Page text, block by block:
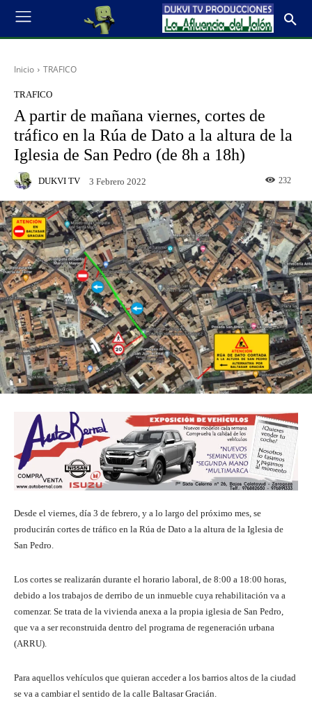
Inicio TRAFICO
TRAFICO
A partir de mañana viernes, cortes de
tráfico en la Rúa de Dato a la altura de la
Iglesia de San Pedro (de 8h a 18h)
DUKVI TV 3 Febrero 2022 232
Desde el viernes, día 3 de febrero, y a lo largo del próximo mes, se
producirán cortes de tráfico en la Rúa de Dato a la altura de la Iglesia de
San Pedro.
Los cortes se realizarán durante el horario laboral, de 8:00 a 18:00 horas,
debido a los trabajos de derribo de un inmueble cuya rehabilitación va a
comenzar. Se trata de la vivienda anexa a la propia iglesia de San Pedro,
que va a ser reconstruida dentro del programa de regeneración urbana
(ARRU).
Para aquellos vehículos que quieran acceder a los barrios altos de la ciudad
se va a cambiar el sentido de la calle Baltasar Gracián.